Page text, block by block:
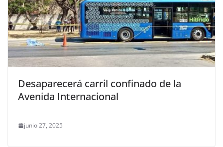
Desaparecerá carril confinado de la
Avenida Internacional
junio 27, 2025